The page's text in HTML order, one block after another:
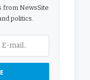
from NewsSite
politics.